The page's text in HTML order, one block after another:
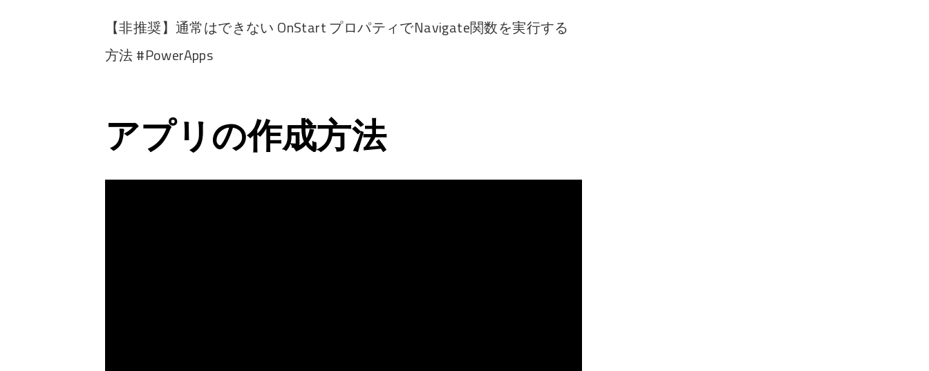
【非推奨】通常はできない OnStart プロパティでNavigate関数を実行する
方法 #PowerApps
アプリの作成方法